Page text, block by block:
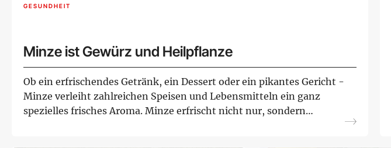
GESUNDHEIT
Minze ist Gewürz und Heilpflanze
Ob ein erfrischendes Getränk, ein Dessert oder ein pikantes Gericht -
Minze verleiht zahlreichen Speisen und Lebensmitteln ein ganz
spezielles frisches Aroma. Minze erfrischt nicht nur, sondern